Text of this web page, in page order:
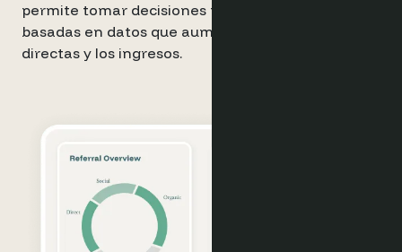
permite tomar decisiones más inteligentes
basadas en datos que aumentan las reservas
directas y los ingresos.